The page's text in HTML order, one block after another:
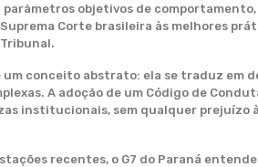
objetivos de
Corte brasileira às melhores
conceito abstrato: ela se traduz em
A adoção de um Código de
institucionais, sem qualquer prejuízo
recentes, o G7 do Paraná